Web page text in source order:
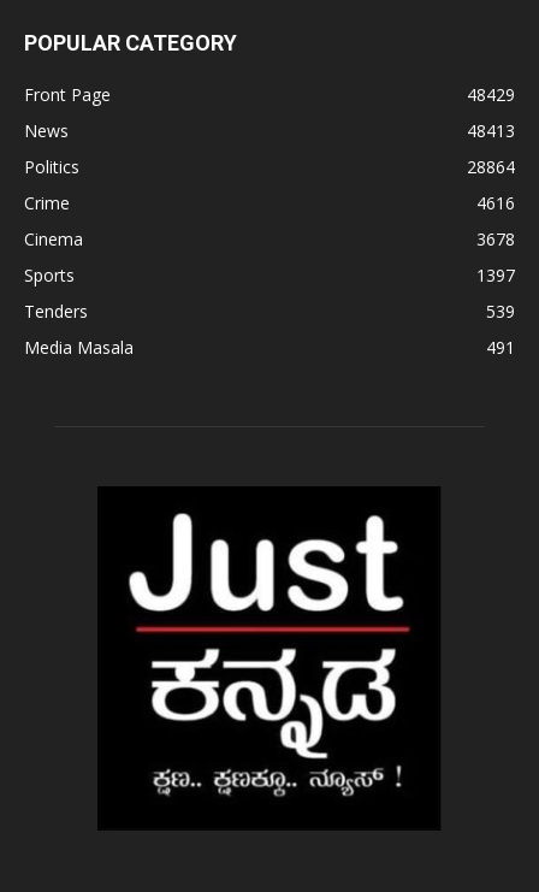
POPULAR CATEGORY
Front Page
48429
News
48413
Politics
28864
Crime
4616
Cinema
3678
Sports
1397
Tenders
539
Media Masala
491